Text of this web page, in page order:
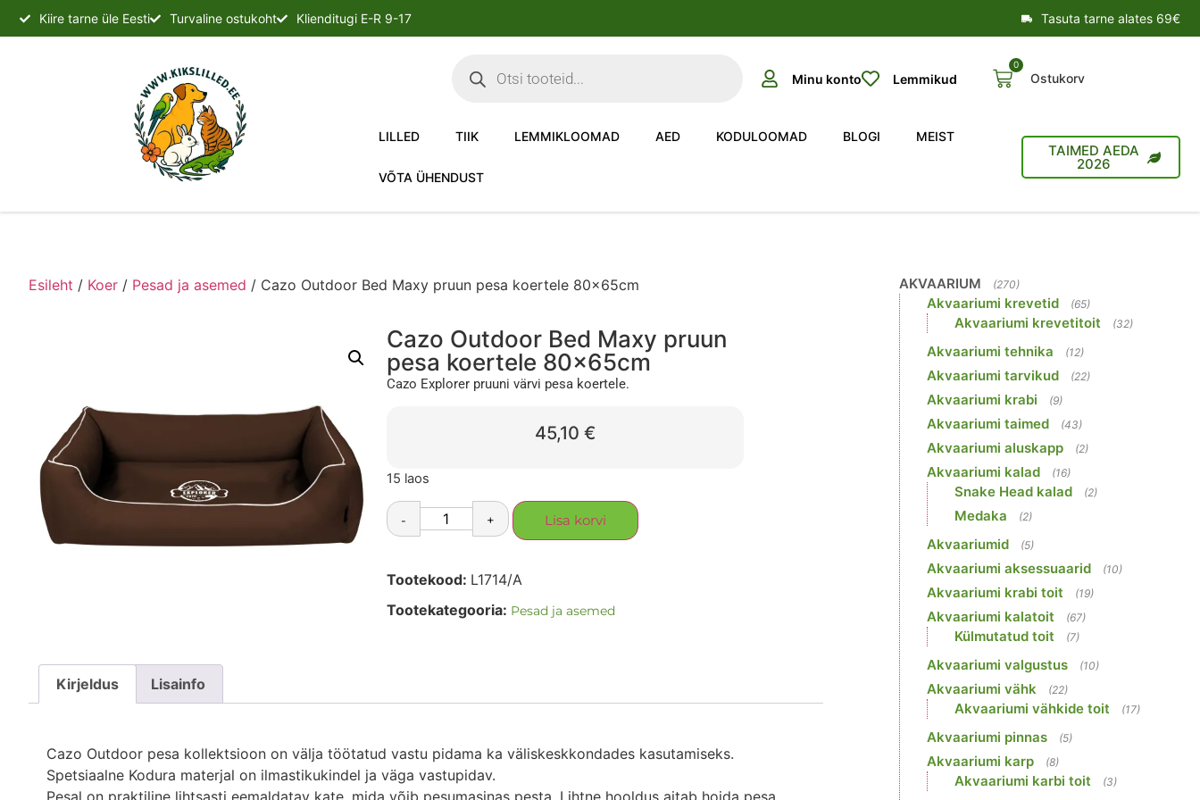
Kiire tarne üle Eesti Turvaline ostukoht Klienditugi E-R 9-17 Tasuta tarne alates 69€
Minu konto Lemmikud
0
Ostukorv
LILLED TIIK LEMMIKLOOMAD AED KODULOOMAD BLOGI MEIST
VÕTA ÜHENDUST
TAIMED AEDA
2026
Esileht / Koer / Pesad ja asemed / Cazo Outdoor Bed Maxy pruun pesa koertele 80x65cm
Cazo Outdoor Bed Maxy pruun
pesa koertele 80x65cm
Cazo Explorer pruuni värvi pesa koertele.
45,10 €
15 laos
- + Lisa korvi
Tootekood: L1714/A
Tootekategooria: Pesad ja asemed
Kirjeldus Lisainfo
Cazo Outdoor pesa kollektsioon on välja töötatud vastu pidama ka väliskeskkondades kasutamiseks.
Spetsiaalne Kodura materjal on ilmastikukindel ja väga vastupidav.
Pesal on praktiline lihtsasti eemaldatav kate, mida võib pesumasinas pesta. Lihtne hooldus aitab hoida pesa
AKVAARIUM (270)
Akvaariumi krevetid (65)
Akvaariumi krevetitoit (32)
Akvaariumi tehnika (12)
Akvaariumi tarvikud (22)
Akvaariumi krabi (9)
Akvaariumi taimed (43)
Akvaariumi aluskapp (2)
Akvaariumi kalad (16)
Snake Head kalad (2)
Medaka (2)
Akvaariumid (5)
Akvaariumi aksessuaarid (10)
Akvaariumi krabi toit (19)
Akvaariumi kalatoit (67)
Külmutatud toit (7)
Akvaariumi valgustus (10)
Akvaariumi vähk (22)
Akvaariumi vähkide toit (17)
Akvaariumi pinnas (5)
Akvaariumi karp (8)
Akvaariumi karbi toit (3)